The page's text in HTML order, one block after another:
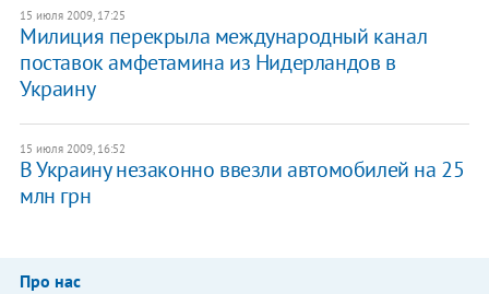
15 июля 2009, 17:25
Милиция перекрыла международный канал
поставок амфетамина из Нидерландов в
Украину
15 июля 2009, 16:52
В Украину незаконно ввезли автомобилей на 25
млн грн
Про нас